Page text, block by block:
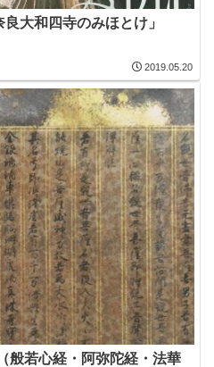
大和四寺のみほとけ」
2019.05.20
般若心経・阿弥陀経・法華